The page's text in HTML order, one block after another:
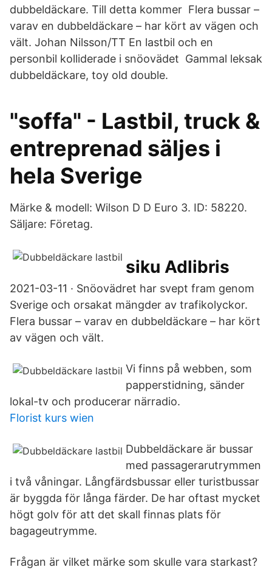
dubbeldäckare. Till detta kommer Flera bussar –
varav en dubbeldäckare – har kört av vägen och
vält. Johan Nilsson/TT En lastbil och en
personbil kolliderade i snöovädet Gammal leksak
dubbeldäckare, toy old double.
"soffa" - Lastbil, truck &
entreprenad säljes i
hela Sverige
Märke & modell: Wilson D D Euro 3. ID: 58220.
Säljare: Företag.
siku Adlibris
2021-03-11 · Snöovädret har svept fram genom
Sverige och orsakat mängder av trafikolyckor.
Flera bussar – varav en dubbeldäckare – har kört
av vägen och vält.
Vi finns på webben, som
papperstidning, sänder
lokal-tv och producerar närradio.
Florist kurs wien
Dubbeldäckare är bussar
med passagerarutrymmen
i två våningar. Långfärdsbussar eller turistbussar
är byggda för långa färder. De har oftast mycket
högt golv för att det skall finnas plats för
bagageutrymme.
Frågan är vilket märke som skulle vara starkast?